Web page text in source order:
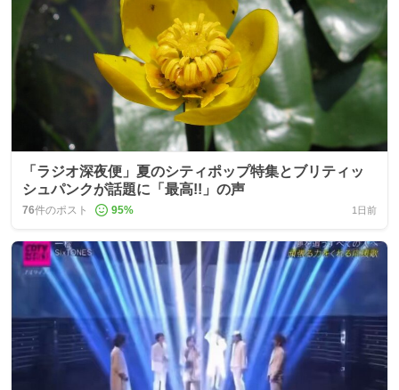
「ラジオ深夜便」夏のシティポップ特集とブリティッ
シュパンクが話題に「最高!!」の声
76件のポスト 95% 1日前